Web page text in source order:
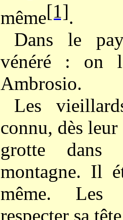
même[1].
Dans le
vénéré : on
Ambrosio.
Les
connu, dès
grotte
montagne. Il
même. Les
respecter sa